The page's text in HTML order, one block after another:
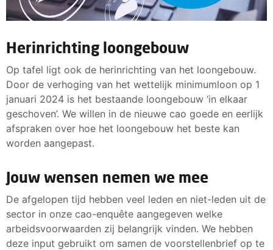
Herinrichting loongebouw
Op tafel ligt ook de herinrichting van het loongebouw.
Door de verhoging van het wettelijk minimumloon op 1
januari 2024 is het bestaande loongebouw ‘in elkaar
geschoven’. We willen in de nieuwe cao goede en eerlijk
afspraken over hoe het loongebouw het beste kan
worden aangepast.
Jouw wensen nemen we mee
De afgelopen tijd hebben veel leden en niet-leden uit de
sector in onze cao-enquête aangegeven welke
arbeidsvoorwaarden zij belangrijk vinden. We hebben
deze input gebruikt om samen de voorstellenbrief op te